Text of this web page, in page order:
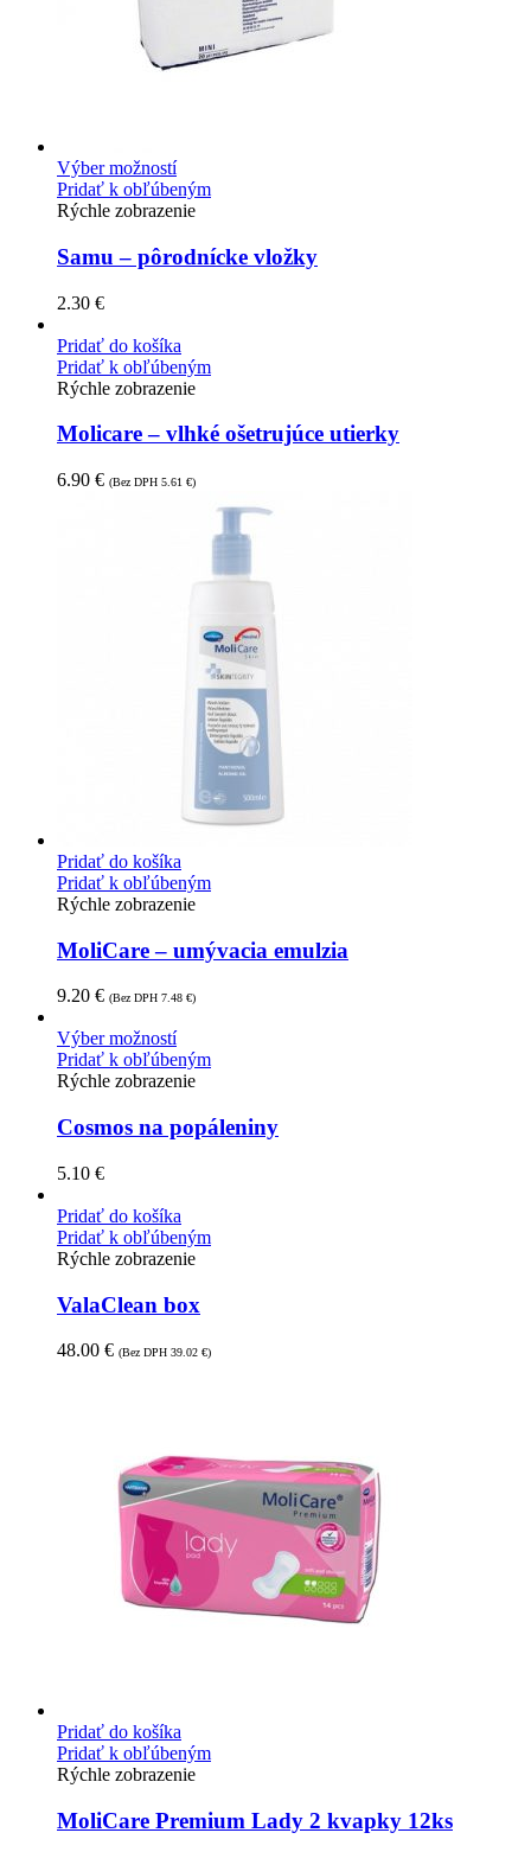
Výber možností
Pridať k obľúbeným
Rýchle zobrazenie
Samu – pôrodnícke vložky
2.30 €
Pridať do košíka
Pridať k obľúbeným
Rýchle zobrazenie
Molicare – vlhké ošetrujúce utierky
6.90 € (Bez DPH 5.61 €)
Pridať do košíka
Pridať k obľúbeným
Rýchle zobrazenie
MoliCare – umývacia emulzia
9.20 € (Bez DPH 7.48 €)
Výber možností
Pridať k obľúbeným
Rýchle zobrazenie
Cosmos na popáleniny
5.10 €
Pridať do košíka
Pridať k obľúbeným
Rýchle zobrazenie
ValaClean box
48.00 € (Bez DPH 39.02 €)
Pridať do košíka
Pridať k obľúbeným
Rýchle zobrazenie
MoliCare Premium Lady 2 kvapky 12ks